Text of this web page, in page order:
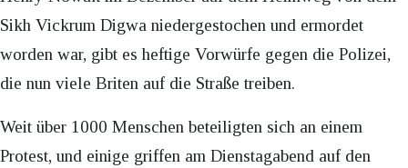
Sikh Vickrum Digwa niedergestochen und ermordet
worden war, gibt es heftige Vorwürfe gegen die Polizei,
die nun viele Briten auf die Straße treiben.
Weit über 1000 Menschen beteiligten sich an einem
Protest, und einige griffen am Dienstagabend auf den